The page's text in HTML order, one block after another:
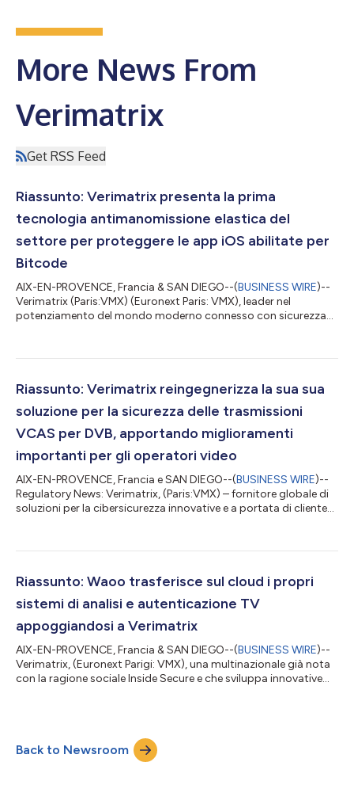
More News From
Verimatrix
Get RSS Feed
Riassunto: Verimatrix presenta la prima
tecnologia antimanomissione elastica del
settore per proteggere le app iOS abilitate per
Bitcode
AIX-EN-PROVENCE, Francia & SAN DIEGO--(BUSINESS WIRE)--
Verimatrix (Paris:VMX) (Euronext Paris: VMX), leader nel
potenziamento del mondo moderno connesso con sicurezza
Bitcode. La pubblicazione di un'app sull'App Store di Apple con
dell'app per ciascun dispositivo di destinazione. Per la prima
Riassunto: Verimatrix reingegnerizza la sua sua
soluzione per la sicurezza delle trasmissioni
VCAS per DVB, apportando miglioramenti
importanti per gli operatori video
AIX-EN-PROVENCE, Francia e SAN DIEGO--(BUSINESS WIRE)--
Regulatory News: Verimatrix, (Paris:VMX) – fornitore globale di
soluzioni per la cibersicurezza innovative e a portata di cliente
in data odierna di aver reingegnerizzato VCAS™ 5 per DVB, la
operatori di reti monodirezionali alla ricerca di una soluzione di
Riassunto: Waoo trasferisce sul cloud i propri
sistemi di analisi e autenticazione TV
appoggiandosi a Verimatrix
AIX-EN-PROVENCE, Francia & SAN DIEGO--(BUSINESS WIRE)--
Verimatrix, (Euronext Parigi: VMX), una multinazionale già nota
con la ragione sociale Inside Secure e che sviluppa innovative
fornitore danese di servizi Internet, telefonia, traffico dati e
intrattenimento televisivo, ha scelto Verimatrix VCAS™ (Video
Back to Newsroom